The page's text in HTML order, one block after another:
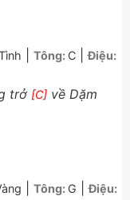
Tông: C |Điệu:
trở [C] về Dặm
Tông: G |Điệu: